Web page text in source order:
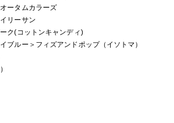
ータムカラーズ
リーサン
ク(コットンキャンディ)
ブルー＞フィズアンドポップ（イソトマ）